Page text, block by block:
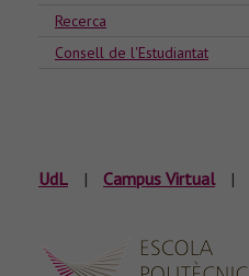
Recerca
Consell de l'Estudiantat
UdL | Campus Virtual |